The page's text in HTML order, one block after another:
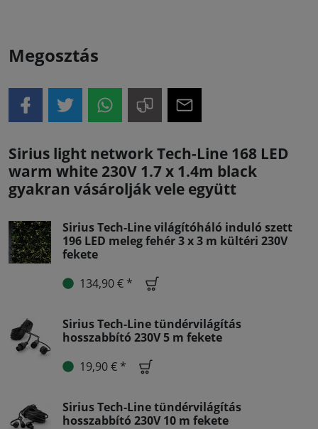
Megosztás
Sirius light network Tech-Line 168 LED
warm white 230V 1.7 x 1.4m black
gyakran vásárolják vele együtt
Sirius Tech-Line világítóháló induló szett
196 LED meleg fehér 3 x 3 m kültéri 230V
fekete
134,90 € *
Sirius Tech-Line tündérvilágítás
hosszabbító 230V 5 m fekete
19,90 € *
Sirius Tech-Line tündérvilágítás
hosszabbító 230V 10 m fekete